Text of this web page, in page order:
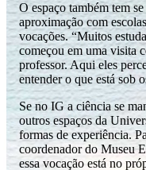
O espaço também tem
aproximação com
vocações. “Muitos
começou em uma visita
professor. Aqui eles
entender o que está sob
Se no IG a ciência se
outros espaços da
formas de experiência.
coordenador do Museu
essa vocação está no